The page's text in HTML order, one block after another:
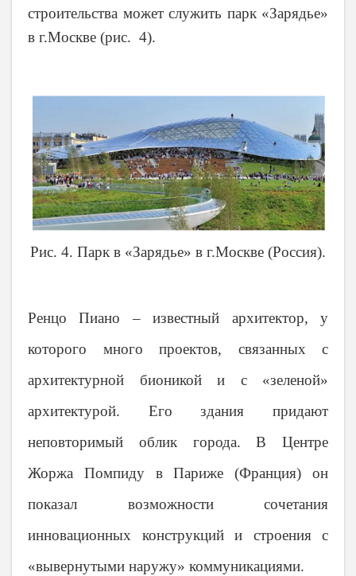
строительства может служить парк «Зарядье»
в г.Москве (рис. 4).
Рис. 4. Парк в «Зарядье» в г.Москве (Россия).
Ренцо Пиано – известный архитектор, у
которого много проектов, связанных с
архитектурной бионикой и с «зеленой»
архитектурой. Его здания придают
неповторимый облик города. В Центре
Жоржа Помпиду в Париже (Франция) он
показал возможности сочетания
инновационных конструкций и строения с
«вывернутыми наружу» коммуникациями.